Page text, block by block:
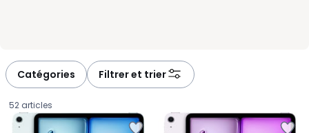
Catégories Filtrer et trier
52 articles